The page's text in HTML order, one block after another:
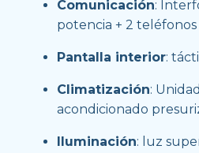
Comunicación:
potencia + 2
Pantalla interior:
Climatización:
acondicionado
Iluminación: luz